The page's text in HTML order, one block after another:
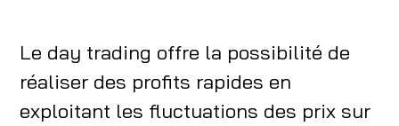
Le day trading offre la possibilité de
réaliser des profits rapides en
exploitant les fluctuations des prix sur